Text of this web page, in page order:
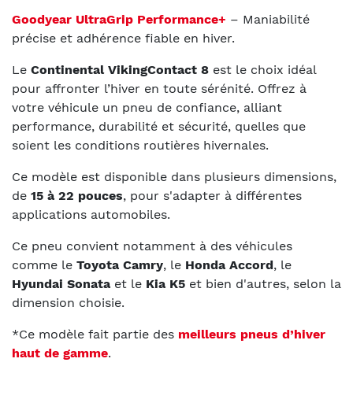
Goodyear UltraGrip Performance+ – Maniabilité
précise et adhérence fiable en hiver.
Le Continental VikingContact 8 est le choix idéal
pour affronter l’hiver en toute sérénité. Offrez à
votre véhicule un pneu de confiance, alliant
performance, durabilité et sécurité, quelles que
soient les conditions routières hivernales.
Ce modèle est disponible dans plusieurs dimensions,
de 15 à 22 pouces, pour s'adapter à différentes
applications automobiles.
Ce pneu convient notamment à des véhicules
comme le Toyota Camry, le Honda Accord, le
Hyundai Sonataet le Kia K5 et bien d'autres, selon la
dimension choisie.
*Ce modèle fait partie des meilleurs pneus d’hiver
haut de gamme.